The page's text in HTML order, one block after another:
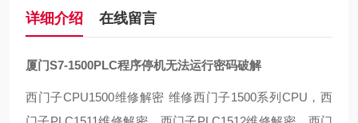
详细介绍 在线留言
厦门S7-1500PLC程序停机无法运行密码破解
西门子CPU1500维修解密 维修西门子1500系列CPU，西